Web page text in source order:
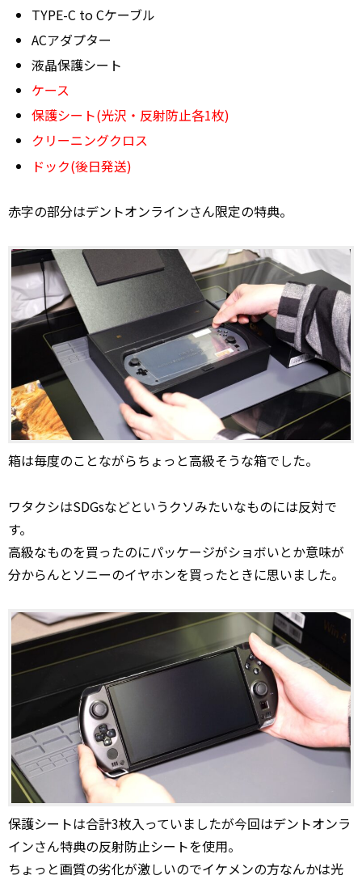
TYPE-C to Cケーブル
ACアダプター
液晶保護シート
ケース
保護シート(光沢・反射防止各1枚)
クリーニングクロス
ドック(後日発送)
赤字の部分はデントオンラインさん限定の特典。
箱は毎度のことながらちょっと高級そうな箱でした。
ワタクシはSDGsなどというクソみたいなものには反対で
す。
高級なものを買ったのにパッケージがショボいとか意味が
分からんとソニーのイヤホンを買ったときに思いました。
保護シートは合計3枚入っていましたが今回はデントオンラ
インさん特典の反射防止シートを使用。
ちょっと画質の劣化が激しいのでイケメンの方なんかは光